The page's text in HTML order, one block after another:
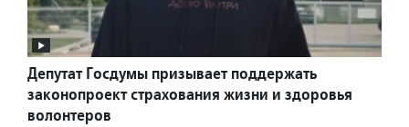
Депутат Госдумы призывает поддержать
законопроект страхования жизни и здоровья
волонтеров